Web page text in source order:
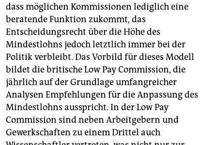
dass möglichen Kommissionen lediglich eine
beratende Funktion zukommt, das
Entscheidungsrecht über die Höhe des
Mindestlohns jedoch letztlich immer bei der
Politik verbleibt. Das Vorbild für dieses Modell
bildet die britische Low Pay Commission, die
jährlich auf der Grundlage umfangreicher
Analysen Empfehlungen für die Anpassung des
Mindestlohns ausspricht. In der Low Pay
Commission sind neben Arbeitgebern und
Gewerkschaften zu einem Drittel auch